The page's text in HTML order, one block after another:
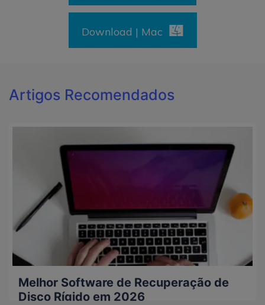
Download | Mac
Artigos Recomendados
Melhor Software de Recuperação de
Disco Rígido em 2026